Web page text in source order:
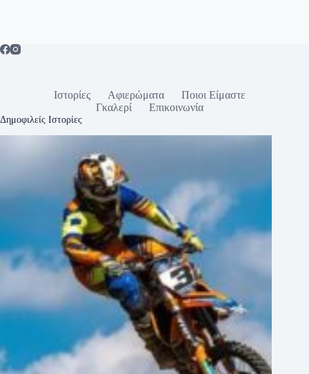
Ιστορίες Αφιερώματα
Ποιοι Είμαστε
Γκαλερί
Επικοινωνία
Δημοφιλείς Ιστορίες